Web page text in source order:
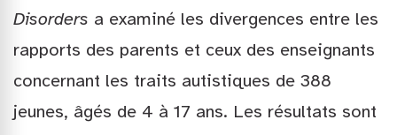
Disorders a examiné les divergences entre les
rapports des parents et ceux des enseignants
concernant les traits autistiques de 388
jeunes, âgés de 4 à 17 ans. Les résultats sont